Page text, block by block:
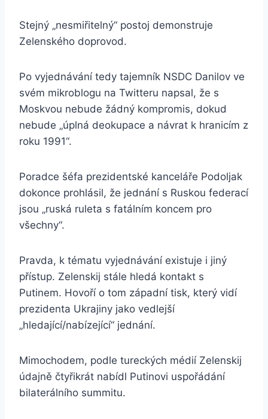
Stejný „nesmiřitelný“ postoj demonstruje
Zelenského doprovod.
Po vyjednávání tedy tajemník NSDC Danilov ve
svém mikroblogu na Twitteru napsal, že s
Moskvou nebude žádný kompromis, dokud
nebude „úplná deokupace a návrat k hranicím z
roku 1991“.
Poradce šéfa prezidentské kanceláře Podoljak
dokonce prohlásil, že jednání s Ruskou federací
jsou „ruská ruleta s fatálním koncem pro
všechny“.
Pravda, k tématu vyjednávání existuje i jiný
přístup. Zelenskij stále hledá kontakt s
Putinem. Hovoří o tom západní tisk, který vidí
prezidenta Ukrajiny jako vedlejší
„hledající/nabízející“ jednání.
Mimochodem, podle tureckých médií Zelenskij
údajně čtyřikrát nabídl Putinovi uspořádání
bilaterálního summitu.